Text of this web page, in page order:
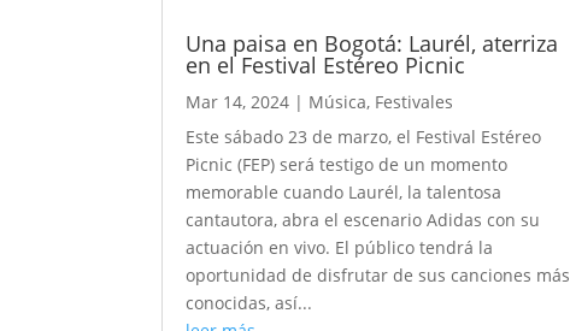
Una paisa en Bogotá: Laurél, aterriza
en el Festival Estéreo Picnic
Mar 14, 2024 | Música, Festivales
Este sábado 23 de marzo, el Festival Estéreo
Picnic (FEP) será testigo de un momento
memorable cuando Laurél, la talentosa
cantautora, abra el escenario Adidas con su
actuación en vivo. El público tendrá la
oportunidad de disfrutar de sus canciones más
conocidas, así...